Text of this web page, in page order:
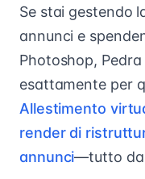
Se stai gestendo
annunci e
Photoshop,
esattamente per
Allestimento
render di
annunci—tutto da